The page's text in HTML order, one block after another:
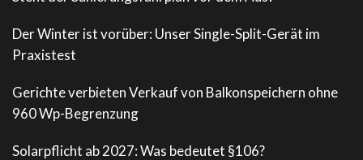
Der Winter ist vorüber: Unser Single-Split-Gerät im
Praxistest
Gerichte verbieten Verkauf von Balkonspeichern ohne
960 Wp-Begrenzung
Solarpflicht ab 2027: Was bedeutet §106?